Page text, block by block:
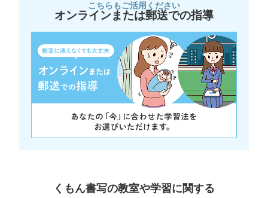
こちらもご活用ください
オンラインまたは郵送での指導
くもん書写の教室や学習に関する